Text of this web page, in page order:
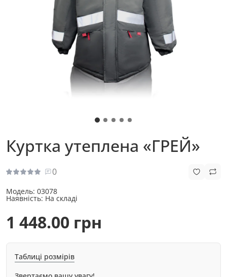
Куртка утеплена «ГРЕЙ»
0
Модель: 03078
Наявність: На складі
1 448.00 грн
Таблиці розмірів